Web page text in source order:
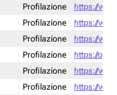
Profilazione
https://
Profilazione
https://
Profilazione
https://
Profilazione
https://
Profilazione
https://
Profilazione
https://